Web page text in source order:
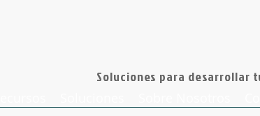
Soluciones para desarrollar